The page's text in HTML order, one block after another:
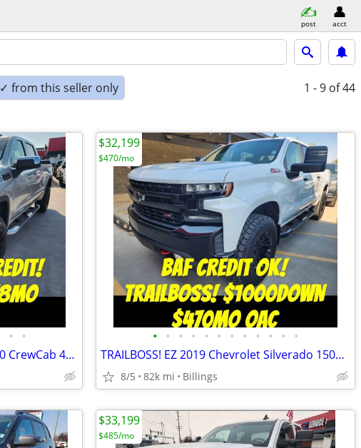
post acct
✓ from this seller only 1 - 9 of 44
• •
EZ CREDIT! 2021 GMC Sierra 1500 CrewCab 4x4 $1000Down $478mo OAC
• • • • • • • • • • • •
TRAILBOSS! EZ 2019 Chevrolet Silverado 1500 4x4 $1000Down $470mo OAC
8/5 82k mi Billings
$32,199
$470/mo
$33,199
$485/mo